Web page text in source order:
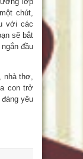
chút,
với các
sẽ bắt
đầu
nhà thơ,
con trở
yêu